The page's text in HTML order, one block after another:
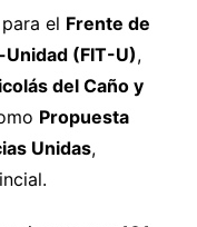
el Frente de
(FIT-U),
del Caño y
Propuesta
Unidas,